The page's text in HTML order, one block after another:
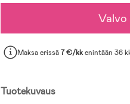
Maksa erissä7 €/kkenintään 36
Tuotekuvaus